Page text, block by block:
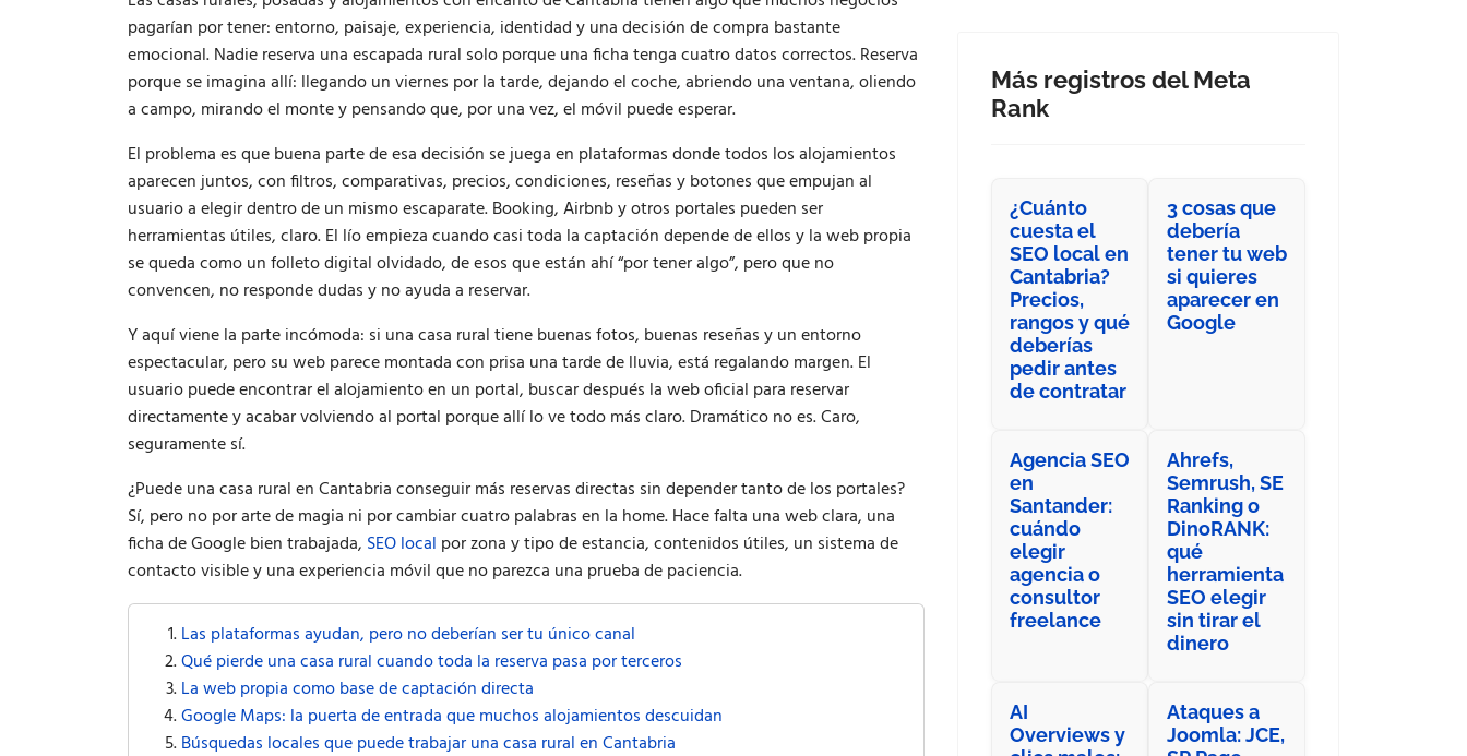
pagarían por tener: entorno, paisaje, experiencia, identidad y una decisión de compra bastante
emocional. Nadie reserva una escapada rural solo porque una ficha tenga cuatro datos correctos. Reserva
porque se imagina allí: llegando un viernes por la tarde, dejando el coche, abriendo una ventana, oliendo
a campo, mirando el monte y pensando que, por una vez, el móvil puede esperar.
El problema es que buena parte de esa decisión se juega en plataformas donde todos los alojamientos
aparecen juntos, con filtros, comparativas, precios, condiciones, reseñas y botones que empujan al
usuario a elegir dentro de un mismo escaparate. Booking, Airbnb y otros portales pueden ser
herramientas útiles, claro. El lío empieza cuando casi toda la captación depende de ellos y la web propia
se queda como un folleto digital olvidado, de esos que están ahí “por tener algo”, pero que no
convencen, no responde dudas y no ayuda a reservar.
Y aquí viene la parte incómoda: si una casa rural tiene buenas fotos, buenas reseñas y un entorno
espectacular, pero su web parece montada con prisa una tarde de lluvia, está regalando margen. El
usuario puede encontrar el alojamiento en un portal, buscar después la web oficial para reservar
directamente y acabar volviendo al portal porque allí lo ve todo más claro. Dramático no es. Caro,
seguramente sí.
¿Puede una casa rural en Cantabria conseguir más reservas directas sin depender tanto de los portales?
Sí, pero no por arte de magia ni por cambiar cuatro palabras en la home. Hace falta una web clara, una
ficha de Google bien trabajada, SEO local por zona y tipo de estancia, contenidos útiles, un sistema de
contacto visible y una experiencia móvil que no parezca una prueba de paciencia.
Las plataformas ayudan, pero no deberían ser tu único canal
Qué pierde una casa rural cuando toda la reserva pasa por terceros
La web propia como base de captación directa
Google Maps: la puerta de entrada que muchos alojamientos descuidan
Búsquedas locales que puede trabajar una casa rural en Cantabria
Más registros del Meta
Rank
¿Cuánto
cuesta el
SEO local en
Cantabria?
Precios,
rangos y qué
deberías
pedir antes
de contratar
3 cosas que
debería
tener tu web
si quieres
aparecer en
Google
Agencia SEO
en
Santander:
cuándo
elegir
agencia o
consultor
freelance
Ahrefs,
Semrush, SE
Ranking o
DinoRANK:
qué
herramienta
SEO elegir
sin tirar el
dinero
AI
Overviews y
Ataques a
Joomla: JCE,